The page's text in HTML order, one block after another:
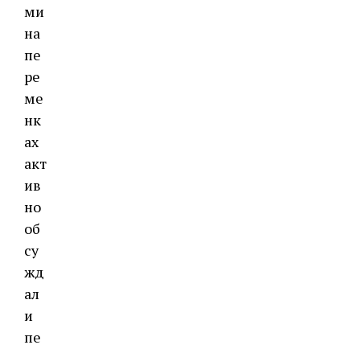
ми
на
пе
ре
ме
нк
ах
акт
ив
но
об
су
жд
ал
и
пе